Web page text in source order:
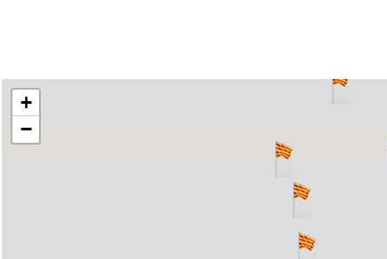
+
−